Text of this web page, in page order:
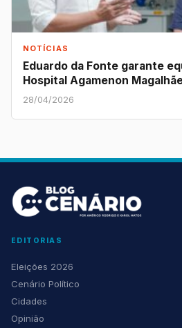
NOTÍCIAS
Eduardo da Fonte garante
Hospital Agamenon
28/04/2026
EDITORIAS
Eleições 2026
Cenário Político
Cidades
Opinião